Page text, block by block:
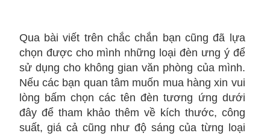
Qua bài viết trên chắc chắn bạn cũng đã lựa
chọn được cho mình những loại đèn ưng ý để
sử dụng cho không gian văn phòng của mình.
Nếu các bạn quan tâm muốn mua hàng xin vui
lòng bấm chọn các tên đèn tương ứng dưới
đây để tham khảo thêm về kích thước, công
suất, giá cả cũng như độ sáng của từng loại